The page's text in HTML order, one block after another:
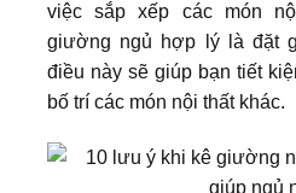
việc sắp xếp các món
giường ngủ hợp lý là đặt
điều này sẽ giúp bạn tiết
bố trí các món nội thất khác.